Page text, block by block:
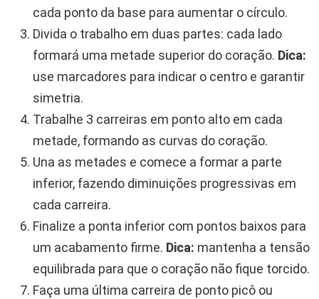
cada ponto da base para aumentar o círculo.
Divida o trabalho em duas partes: cada lado
formará uma metade superior do coração. Dica:
use marcadores para indicar o centro e garantir
simetria.
Trabalhe 3 carreiras em ponto alto em cada
metade, formando as curvas do coração.
Una as metades e comece a formar a parte
inferior, fazendo diminuições progressivas em
cada carreira.
Finalize a ponta inferior com pontos baixos para
um acabamento firme. Dica: mantenha a tensão
equilibrada para que o coração não fique torcido.
Faça uma última carreira de ponto picô ou